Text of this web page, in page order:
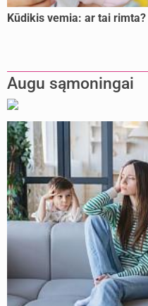
Kūdikis vemia: ar tai rimta?
Augu sąmoningai